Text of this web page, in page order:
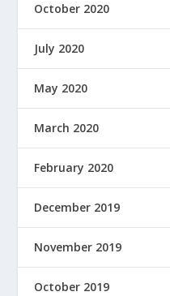
October 2020
July 2020
May 2020
March 2020
February 2020
December 2019
November 2019
October 2019